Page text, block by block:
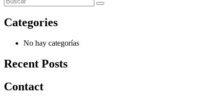
Categories
No hay categorías
Recent Posts
Contact